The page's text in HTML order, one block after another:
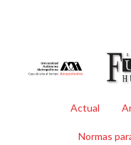
Actual
Normas